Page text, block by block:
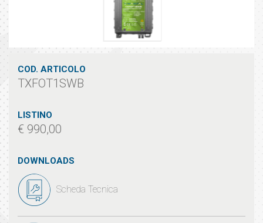
COD. ARTICOLO
TXFOT1SWB
LISTINO
€ 990,00
DOWNLOADS
Scheda Tecnica